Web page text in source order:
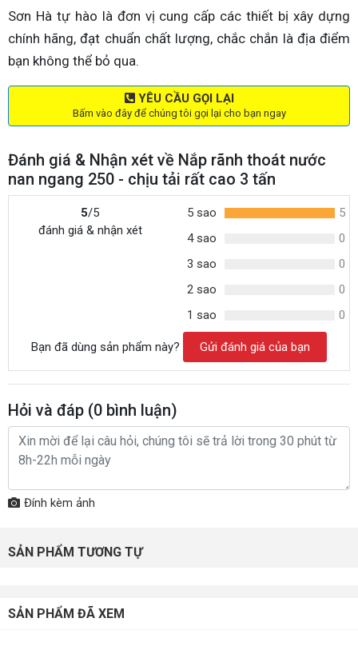
Sơn Hà tự hào là đơn vị cung cấp các thiết bị xây dựng
chính hãng, đạt chuẩn chất lượng, chắc chắn là địa điểm
bạn không thể bỏ qua.
YÊU CẦU GỌI LẠI
Bấm vào đây để chúng tôi gọi lại cho bạn ngay
Đánh giá & Nhận xét về Nắp rãnh thoát nước
nan ngang 250 - chịu tải rất cao 3 tấn
5/5
đánh giá & nhận xét
5 sao
5
4 sao
0
3 sao
0
2 sao
0
1 sao
0
Bạn đã dùng sản phẩm này? Gửi đánh giá của bạn
Hỏi và đáp (0 bình luận)
Đính kèm ảnh
SẢN PHẨM TƯƠNG TỰ
SẢN PHẨM ĐÃ XEM